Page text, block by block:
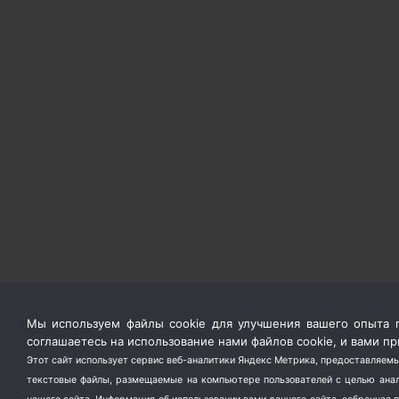
Мы используем файлы cookie для улучшения вашего опыта
соглашаетесь на использование нами файлов cookie, и вами
Этот сайт использует сервис веб-аналитики Яндекс Метрика,
текстовые файлы, размещаемые на компьютере пользователей с целью